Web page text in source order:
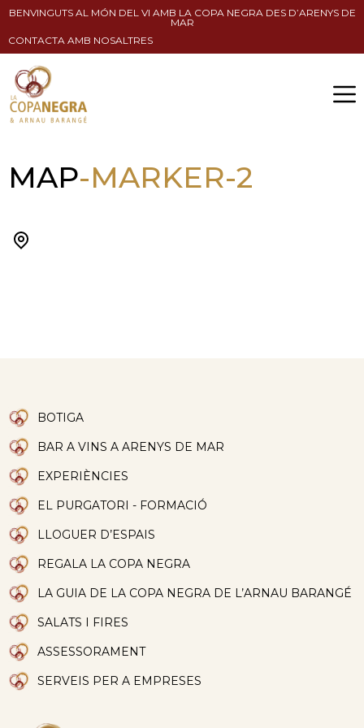
BENVINGUTS AL MÓN DEL VI AMB LA COPA NEGRA DES D’ARENYS DE
MAR
CONTACTA AMB NOSALTRES
MAP-MARKER-2
BOTIGA
BAR A VINS A ARENYS DE MAR
EXPERIÈNCIES
EL PURGATORI - FORMACIÓ
LLOGUER D’ESPAIS
REGALA LA COPA NEGRA
LA GUIA DE LA COPA NEGRA DE L’ARNAU BARANGÉ
SALATS I FIRES
ASSESSORAMENT
SERVEIS PER A EMPRESES